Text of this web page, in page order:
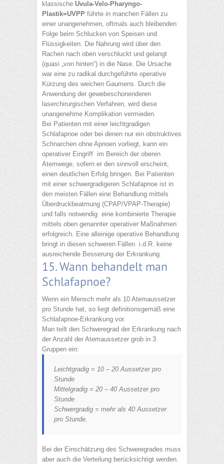
klassische Uvula-Velo-Pharyngo-
Plastik=UVPP führte in manchen Fällen zu
einer unangenehmen, oftmals auch bleibenden
Folge beim Schlucken von Speisen und
Flüssigkeiten. Die Nahrung wird über den
Rachen nach oben verschluckt und gelangt
(quasi „von hinten“) in die Nase. Die Ursache
war eine zu radikal durchgeführte operative
Kürzung des weichen Gaumens. Durch die
Anwendung der gewebeschonenderen
laserchirurgischen Verfahren, wird diese
unangenehme Komplikation vermieden.
Bei Patienten mit einer leichtgradigen
Schlafapnoe oder bei denen nur ein obstruktives
Schnarchen ohne Apnoen vorliegt, kann ein
operativer Eingriff im Bereich der oberen
Atemwege, sofern er den sinnvoll erscheint,
einen deutlichen Erfolg bringen. Bei Patienten
mit einer schwergradigeren Schlafapnoe ist in
den meisten Fällen eine Behandlung mittels
Überdruckbeatmung (CPAP/VPAP-Therapie)
und falls notwendig eine kombinierte Therapie
mittels oben genannter operativer Maßnahmen
erfolgreich. Eine alleinige operative Behandlung
bringt in diesen schweren Fällen i.d.R. keine
ausreichende Besserung der Erkrankung.
15. Wann behandelt man
Schlafapnoe?
Wenn ein Mensch mehr als 10 Atemaussetzer
pro Stunde hat, so liegt definitionsgemäß eine
Schlafapnoe-Erkrankung vor.
Man teilt den Schweregrad der Erkrankung nach
der Anzahl der Atemaussetzer grob in 3
Gruppen ein:
Leichtgradig = 10 – 20 Aussetzer pro
Stunde
Mittelgradig = 20 – 40 Aussetzer pro
Stunde
Schwergradig = mehr als 40 Aussetzer
pro Stunde.
Bei der Einschätzung des Schweregrades muss
aber auch die Verteilung berücksichtigt werden.